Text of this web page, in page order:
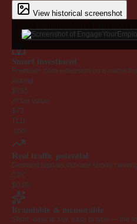
View historical screenshot
Why
Every claim below is backed by
Smart investment
Premium .com extension on a name
Asking
$195
AI fair value
$73
TLD
.com
Real traffic potential
Demand signals indicate strong
CPC
$0.00
Brandable & memorable
Short, easy to say, easy to type — the